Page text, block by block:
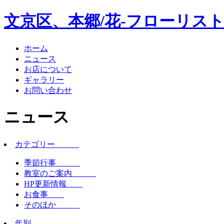
文京区、本郷/花-フローリス
ホーム
ニュース
お店について
ギャラリー
お問い合わせ
ニュース
カテゴリー
季節行事
教室のご案内
HP更新情報
お食事
そのほか